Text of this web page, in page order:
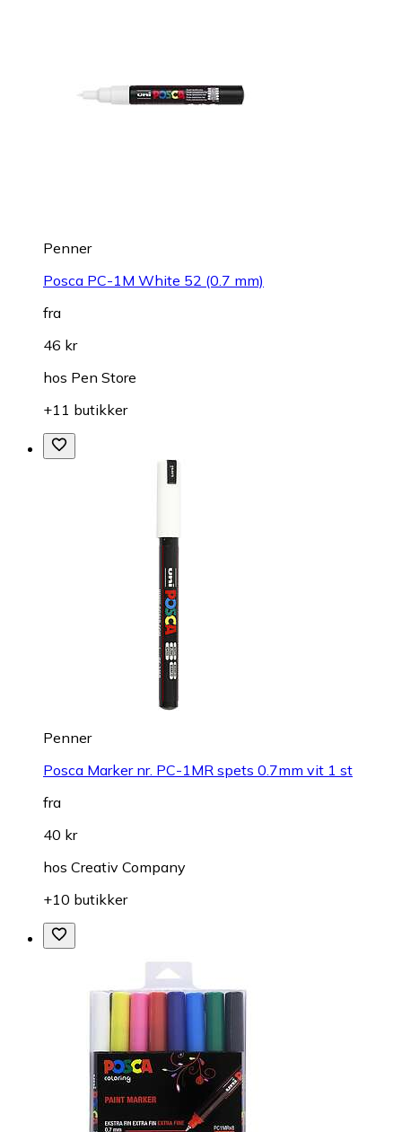
Penner
Posca PC-1M White 52 (0.7 mm)
fra
46 kr
hos Pen Store
+11 butikker
Penner
Posca Marker nr. PC-1MR spets 0.7mm vit 1 st
fra
40 kr
hos Creativ Company
+10 butikker